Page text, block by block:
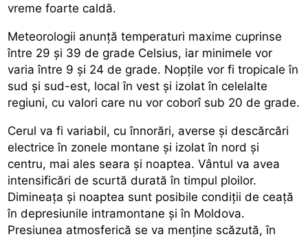
vreme foarte caldă.
Meteorologii anunță temperaturi maxime cuprinse
între 29 și 39 de grade Celsius, iar minimele vor
varia între 9 și 24 de grade. Nopțile vor fi tropicale în
sud și sud-est, local în vest și izolat în celelalte
regiuni, cu valori care nu vor coborî sub 20 de grade.
Cerul va fi variabil, cu înnorări, averse și descărcări
electrice în zonele montane și izolat în nord și
centru, mai ales seara și noaptea. Vântul va avea
intensificări de scurtă durată în timpul ploilor.
Dimineața și noaptea sunt posibile condiții de ceață
în depresiunile intramontane și în Moldova.
Presiunea atmosferică se va menține scăzută, în